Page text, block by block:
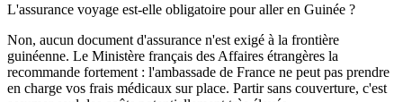
L'assurance voyage est-elle obligatoire pour aller en Guinée ?
Non, aucun document d'assurance n'est exigé à la frontière
guinéenne. Le Ministère français des Affaires étrangères la
recommande fortement : l'ambassade de France ne peut pas prendre
en charge vos frais médicaux sur place. Partir sans couverture, c'est